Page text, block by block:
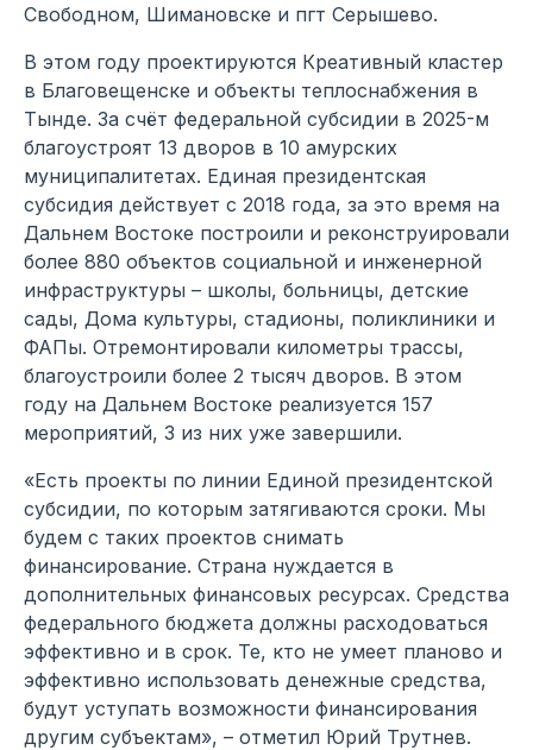
Свободном, Шимановске и пгт Серышево.
В этом году проектируются Креативный кластер
в Благовещенске и объекты теплоснабжения в
Тынде. За счёт федеральной субсидии в 2025-м
благоустроят 13 дворов в 10 амурских
муниципалитетах. Единая президентская
субсидия действует с 2018 года, за это время на
Дальнем Востоке построили и реконструировали
более 880 объектов социальной и инженерной
инфраструктуры – школы, больницы, детские
сады, Дома культуры, стадионы, поликлиники и
ФАПы. Отремонтировали километры трассы,
благоустроили более 2 тысяч дворов. В этом
году на Дальнем Востоке реализуется 157
мероприятий, 3 из них уже завершили.
«Есть проекты по линии Единой президентской
субсидии, по которым затягиваются сроки. Мы
будем с таких проектов снимать
финансирование. Страна нуждается в
дополнительных финансовых ресурсах. Средства
федерального бюджета должны расходоваться
эффективно и в срок. Те, кто не умеет планово и
эффективно использовать денежные средства,
будут уступать возможности финансирования
другим субъектам», – отметил Юрий Трутнев.